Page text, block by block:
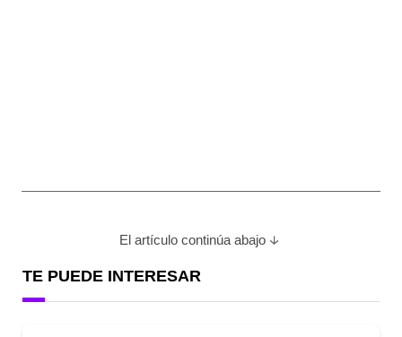
El artículo continúa abajo
TE PUEDE INTERESAR